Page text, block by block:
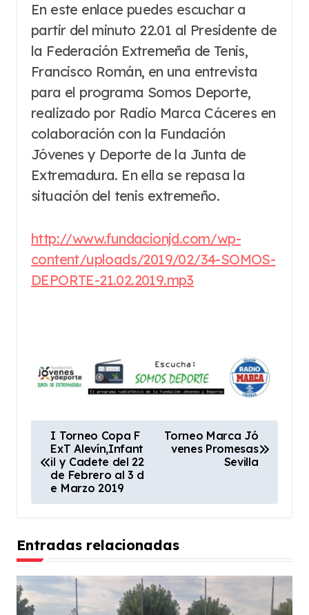
En este enlace puedes escuchar a
partir del minuto 22.01 al Presidente de
la Federación Extremeña de Tenis,
Francisco Román, en una entrevista
para el programa Somos Deporte,
realizado por Radio Marca Cáceres en
colaboración con la Fundación
Jóvenes y Deporte de la Junta de
Extremadura. En ella se repasa la
situación del tenis extremeño.
http://www.fundacionjd.com/wp-
content/uploads/2019/02/34-SOMOS-
DEPORTE-21.02.2019.mp3
e
g
a
c
i
I Torneo Copa F
ExT Alevín,Infant
il y Cadete del 22
de Febrero al 3 d
e Marzo 2019
Torneo Marca Jó
venes Promesas
Sevilla
Entradas relacionadas